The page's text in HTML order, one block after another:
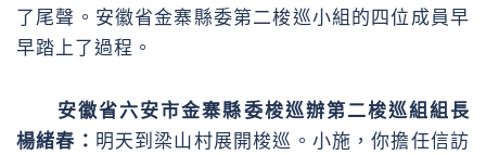
了尾聲。安徽省金寨縣委第二梭巡小組的四位成員早
早踏上了過程。
安徽省六安市金寨縣委梭巡辦第二梭巡組組長
楊緒春： 明天到梁山村展開梭巡。小施，你擔任信訪